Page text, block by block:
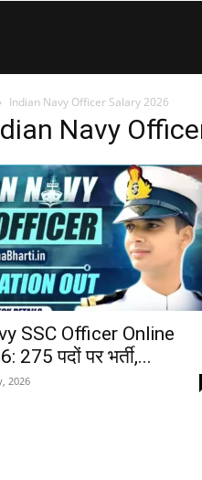
Indian Navy Officer Salary 2026
Navy
SSC Officer Online
275 पदों पर भर्ती,...
2026